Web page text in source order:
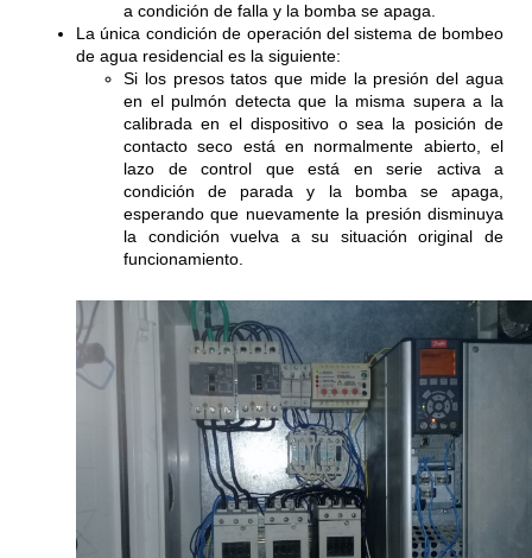
a condición de falla y la bomba se apaga.
La única condición de operación del sistema de bombeo
de agua residencial es la siguiente:
Si los presos tatos que mide la presión del agua
en el pulmón detecta que la misma supera a la
calibrada en el dispositivo o sea la posición de
contacto seco está en normalmente abierto, el
lazo de control que está en serie activa a
condición de parada y la bomba se apaga,
esperando que nuevamente la presión disminuya
la condición vuelva a su situación original de
funcionamiento.